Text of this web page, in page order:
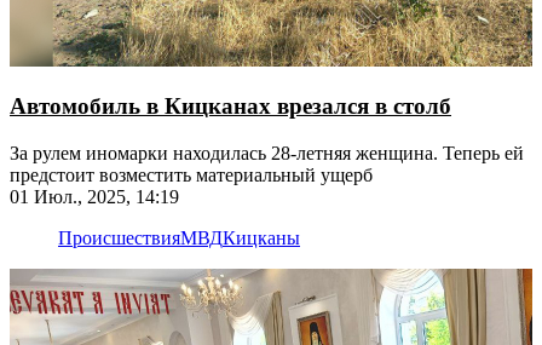
Автомобиль в Кицканах врезался в столб
За рулем иномарки находилась 28-летняя женщина. Теперь ей
предстоит возместить материальный ущерб
01 Июл., 2025, 14:19
ПроисшествияМВДКицканы